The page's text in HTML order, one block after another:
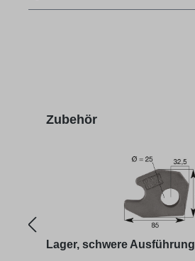
Produktgalerie überspringen
Zubehör
Lager, schwere Ausführung